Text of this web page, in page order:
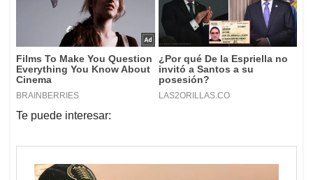
Te puede interesar: